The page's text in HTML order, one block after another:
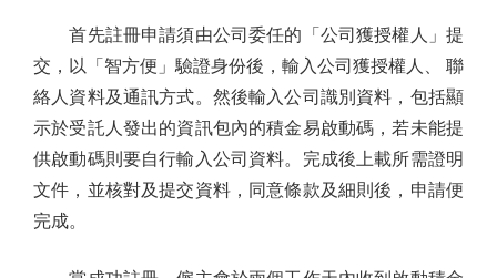
首先註冊申請須由公司委任的「公司獲授權人」提
交，以「智方便」驗證身份後，輸入公司獲授權人、 聯
絡人資料及通訊方式。然後輸入公司識別資料，包括顯
示於受託人發出的資訊包內的積金易啟動碼，若未能提
供啟動碼則要自行輸入公司資料。完成後上載所需證明
文件，並核對及提交資料，同意條款及細則後，申請便
完成。